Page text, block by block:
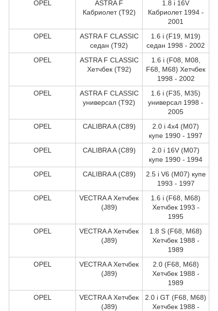
OPEL
ASTRA F
Кабриолет (T92)
1.8 i 16V
Кабриолет 1994 -
2001
OPEL
ASTRA F CLASSIC
седан (T92)
1.6 i (F19, M19)
седан 1998 - 2002
OPEL
ASTRA F CLASSIC
Хетчбек (T92)
1.6 i (F08, M08,
F68, M68) Хетчбек
1998 - 2002
OPEL
ASTRA F CLASSIC
универсал (T92)
1.6 i (F35, M35)
универсал 1998 -
2005
OPEL
CALIBRA A (C89)
2.0 i 4x4 (M07)
купе 1990 - 1997
OPEL
CALIBRA A (C89)
2.0 i 16V (M07)
купе 1990 - 1994
OPEL
CALIBRA A (C89)
2.5 i V6 (M07) купе
1993 - 1997
OPEL
VECTRA A Хетчбек
(J89)
1.6 i (F68, M68)
Хетчбек 1993 -
1995
OPEL
VECTRA A Хетчбек
(J89)
1.8 S (F68, M68)
Хетчбек 1988 -
1989
OPEL
VECTRA A Хетчбек
(J89)
2.0 (F68, M68)
Хетчбек 1988 -
1989
OPEL
VECTRA A Хетчбек
(J89)
2.0 i GT (F68, M68)
Хетчбек 1988 -